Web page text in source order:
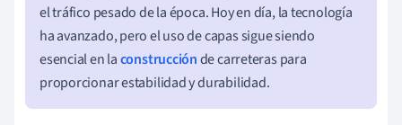
el tráfico pesado de la época. Hoy en día, la tecnología
ha avanzado, pero el uso de capas sigue siendo
esencial en laconstrucciónde carreteras para
proporcionar estabilidad y durabilidad.